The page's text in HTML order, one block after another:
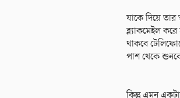
যাকে দিয়ে
ব্ল্যাকমেইল
থাকবে
পাশ থেকে
কিন্তু এমন